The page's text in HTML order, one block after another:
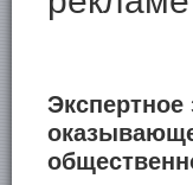
Экспертное